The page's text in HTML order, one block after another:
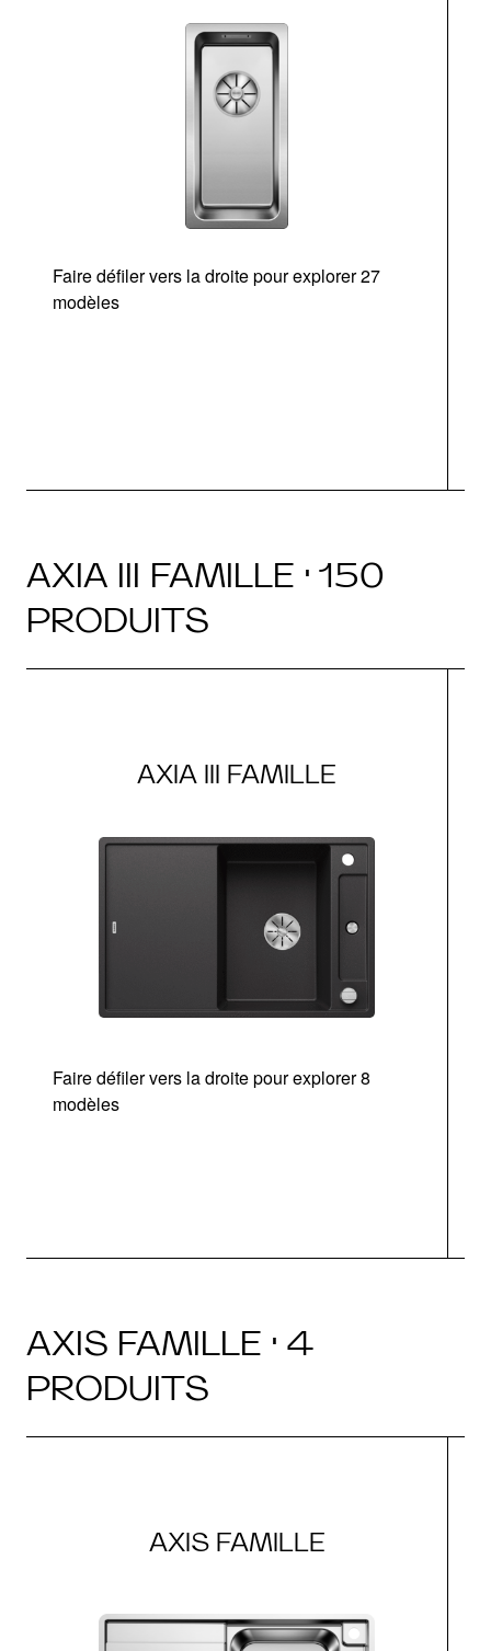
Faire défiler vers la droite pour explorer 27
modèles
AXIA III FAMILLE · 150
PRODUITS
AXIA III FAMILLE
Faire défiler vers la droite pour explorer 8
modèles
AXIS FAMILLE · 4
PRODUITS
AXIS FAMILLE